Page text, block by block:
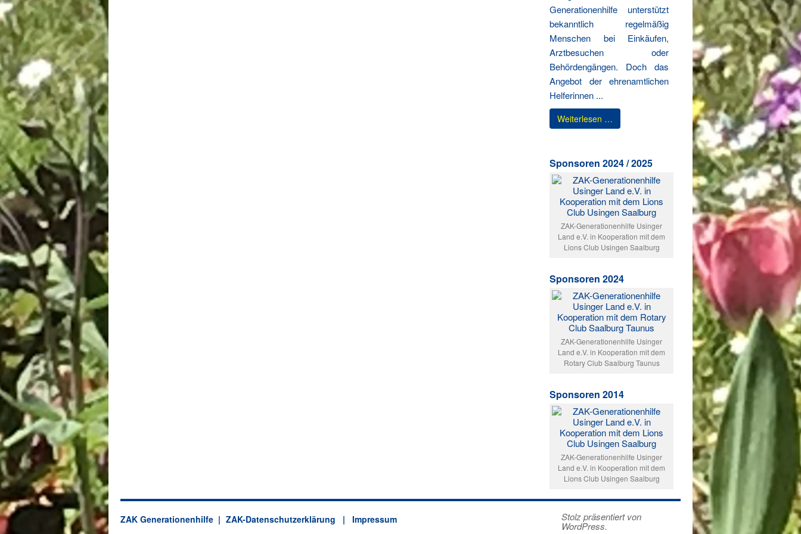
Generationenhilfe unterstützt
bekanntlich regelmäßig
Menschen bei Einkäufen,
Arztbesuchen oder
Behördengängen. Doch das
Angebot der ehrenamtlichen
Helferinnen ...
Weiterlesen …
Sponsoren 2024 / 2025
ZAK-Generationenhilfe Usinger
Land e.V. in Kooperation mit dem
Lions Club Usingen Saalburg
Sponsoren 2024
ZAK-Generationenhilfe Usinger
Land e.V. in Kooperation mit dem
Rotary Club Saalburg Taunus
Sponsoren 2014
ZAK-Generationenhilfe Usinger
Land e.V. in Kooperation mit dem
Lions Club Usingen Saalburg
ZAK Generationenhilfe ZAK-Datenschutzerklärung | Impressum Stolz präsentiert von
WordPress.